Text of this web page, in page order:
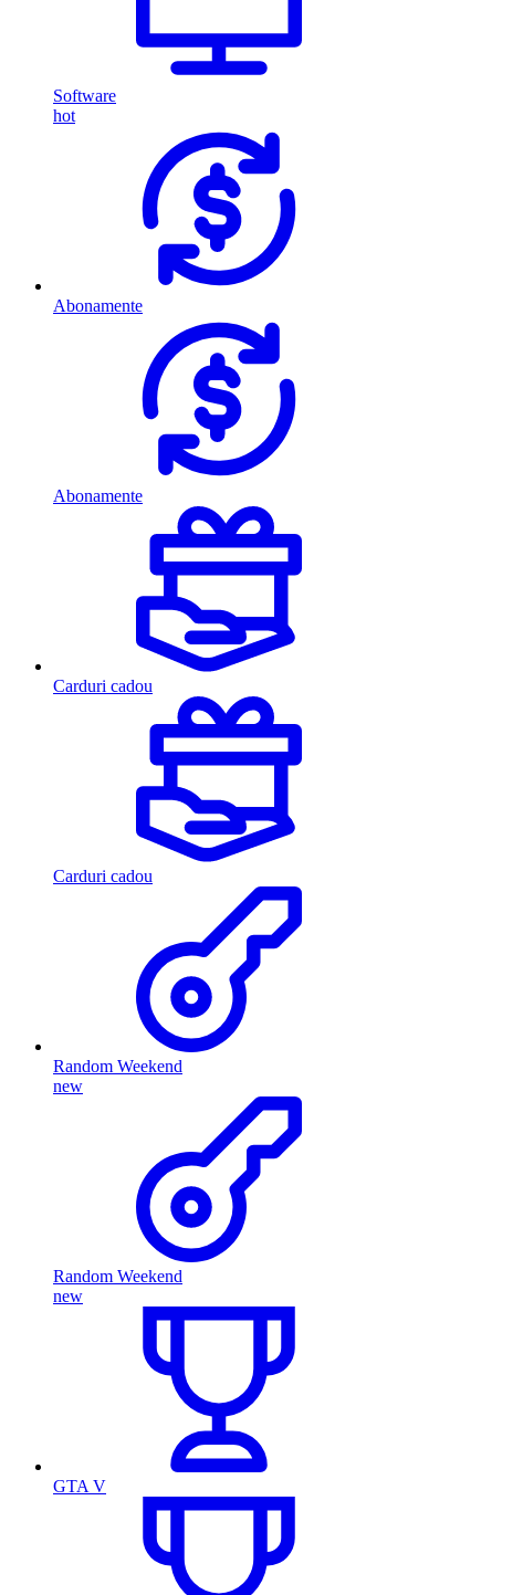
Software
hot
Abonamente
Abonamente
Carduri cadou
Carduri cadou
Random Weekend
new
Random Weekend
new
GTA V